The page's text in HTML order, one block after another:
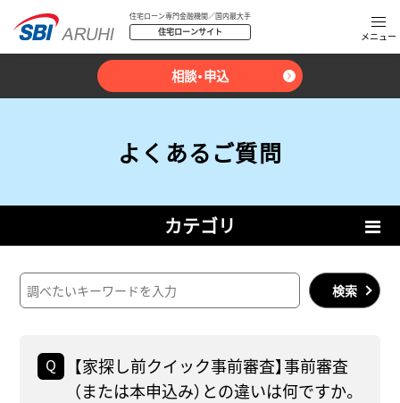
住宅ローン専門金融機関／国内最大手
住宅ローンサイト
相談・申込
よくあるご質問
カテゴリ
検索
【家探し前クイック事前審査】事前審査
（または本申込み）との違いは何ですか。